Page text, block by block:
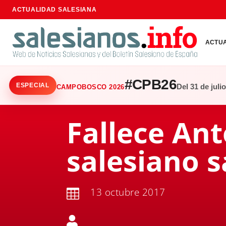
ACTUALIDAD SALESIANA
ESPECIAL CAMPOBOSCO 2026#CPB26Del 31 de
Fallece
salesiano
 13 octubre 2017
